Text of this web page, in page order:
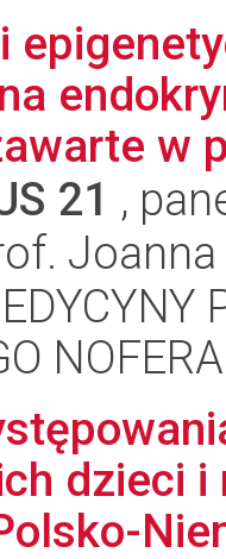
w
21 ,
dzieci i